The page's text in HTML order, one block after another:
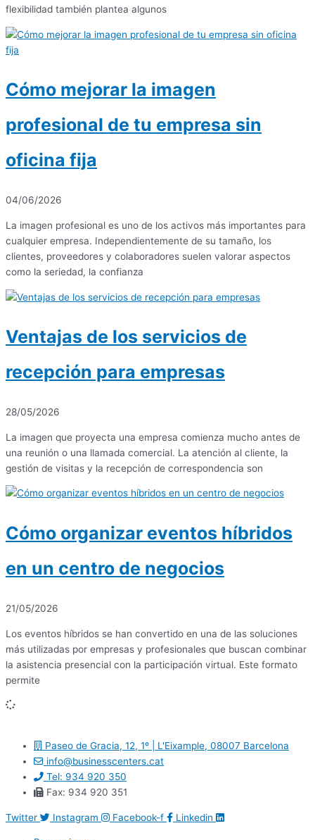
flexibilidad también plantea algunos
Cómo mejorar la imagen
profesional de tu empresa sin
oficina fija
04/06/2026
La imagen profesional es uno de los activos más importantes para
cualquier empresa. Independientemente de su tamaño, los
clientes, proveedores y colaboradores suelen valorar aspectos
como la seriedad, la confianza
Ventajas de los servicios de
recepción para empresas
28/05/2026
La imagen que proyecta una empresa comienza mucho antes de
una reunión o una llamada comercial. La atención al cliente, la
gestión de visitas y la recepción de correspondencia son
Cómo organizar eventos híbridos
en un centro de negocios
21/05/2026
Los eventos híbridos se han convertido en una de las soluciones
más utilizadas por empresas y profesionales que buscan combinar
la asistencia presencial con la participación virtual. Este formato
permite
Paseo de Gracia, 12, 1º | L'Eixample, 08007 Barcelona
info@businesscenters.cat
Tel: 934 920 350
Fax: 934 920 351
Twitter Instagram Facebook-f Linkedin